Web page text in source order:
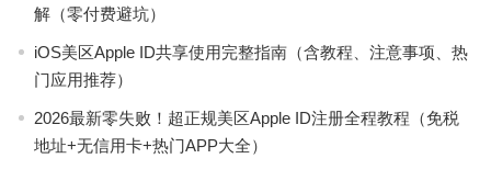
解（零付费避坑）
iOS美区Apple ID共享使用完整指南（含教程、注意事项、热
门应用推荐）
2026最新零失败！超正规美区Apple ID注册全程教程（免税
地址+无信用卡+热门APP大全）